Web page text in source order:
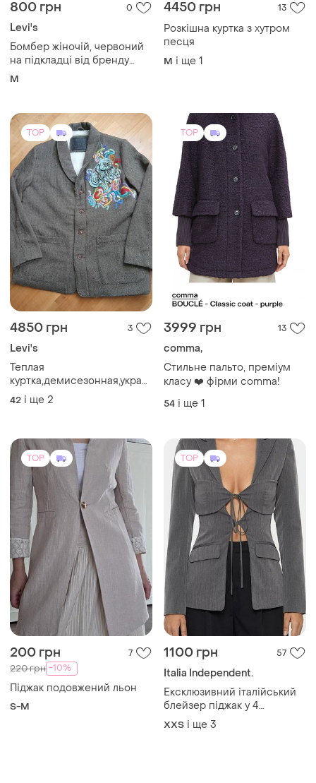
800 грн 0
Levi's
Бомбер жіночій, червоний
на підкладці від бренду
levi's
M
4450 грн 13
Розкішна куртка з хутром
песця
M і ще 1
TOP
4850 грн 3
Levi's
Теплая
куртка,демисезонная,украшена
авторской вишивкой и
аппликацией ручной
42 і ще 2
TOP
3999 грн 13
comma,
Стильне пальто, преміум
класу ❤️ фірми comma!
54 і ще 1
TOP
200 грн 7
220 грн -10%
Піджак подовжений льон
S-M
TOP
1100 грн 57
Italia Independent.
Ексклюзивний італійський
блейзер піджак у 4
кольорах сірий , рожевий,
чорний , беж
XХS і ще 3